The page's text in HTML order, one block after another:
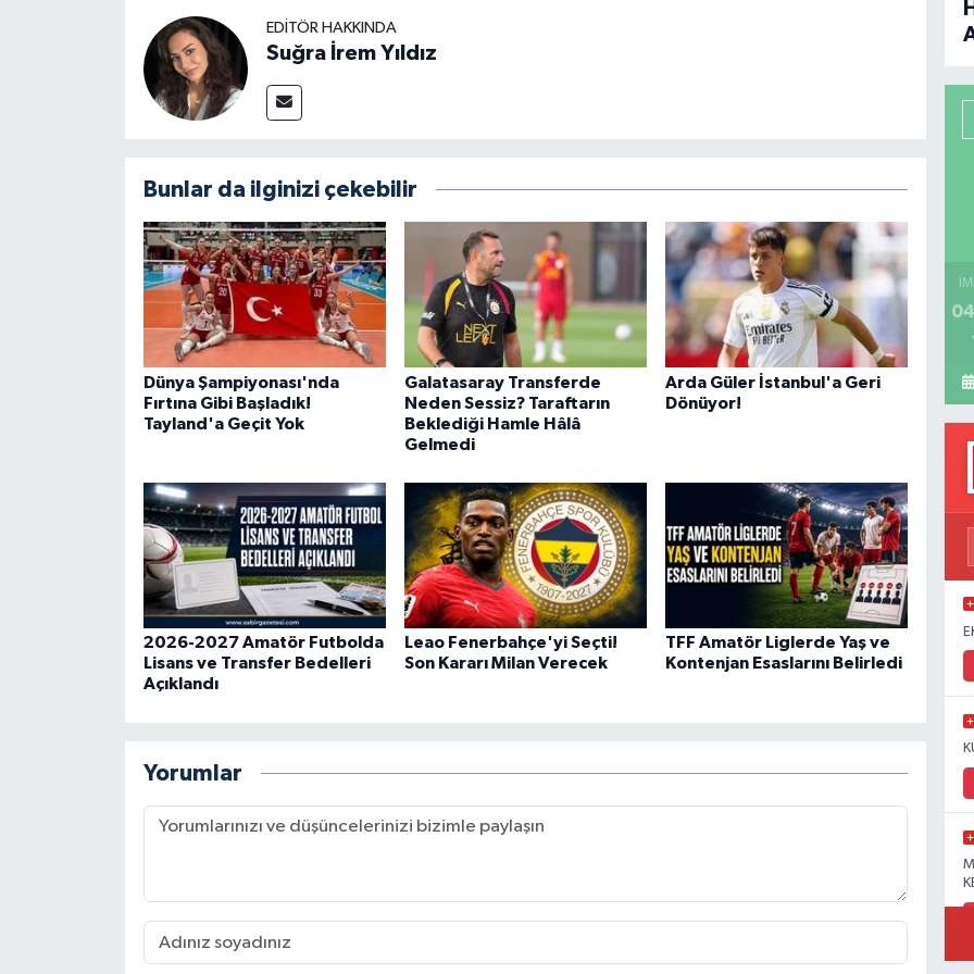
EDITÖR HAKKINDA
Suğra İrem Yıldız
Bunlar da ilginizi çekebilir
Dünya Şampiyonası'nda
Fırtına Gibi Başladık!
Tayland'a Geçit Yok
Galatasaray Transferde
Neden Sessiz? Taraftarın
Beklediği Hamle Hâlâ
Gelmedi
Arda Güler İstanbul'a Geri
Dönüyor!
2026-2027 Amatör Futbolda
Lisans ve Transfer Bedelleri
Açıklandı
Leao Fenerbahçe'yi Seçti!
Son Kararı Milan Verecek
TFF Amatör Liglerde Yaş ve
Kontenjan Esaslarını Belirledi
Yorumlar